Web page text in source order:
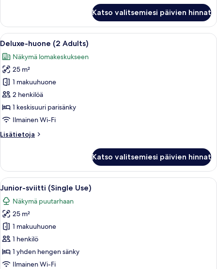
(2
Adults)
Katso valitsemiesi päivien hinnat
Avaa
kaikki
huonetyypin
Deluxe-
huone
(2
Adults)
kuvat
Moderni hotellihuone, jossa on suuri
8
Deluxe-huone (2 Adults)
Näkymä lomakeskukseen
25 m²
1 makuuhuone
2 henkilöä
1 keskisuuri parisänky
Ilmainen Wi-Fi
Lisätietoja
Lisätietoja
(2
Adults)
Katso valitsemiesi päivien hinnat
Avaa
kaikki
huonetyypin
Junior-
sviitti
(Single
Use)
kuvat
Moderni hotellihuone, jossa on
8
Junior-sviitti (Single Use)
Näkymä puutarhaan
25 m²
1 makuuhuone
1 henkilö
1 yhden hengen sänky
Ilmainen Wi-Fi